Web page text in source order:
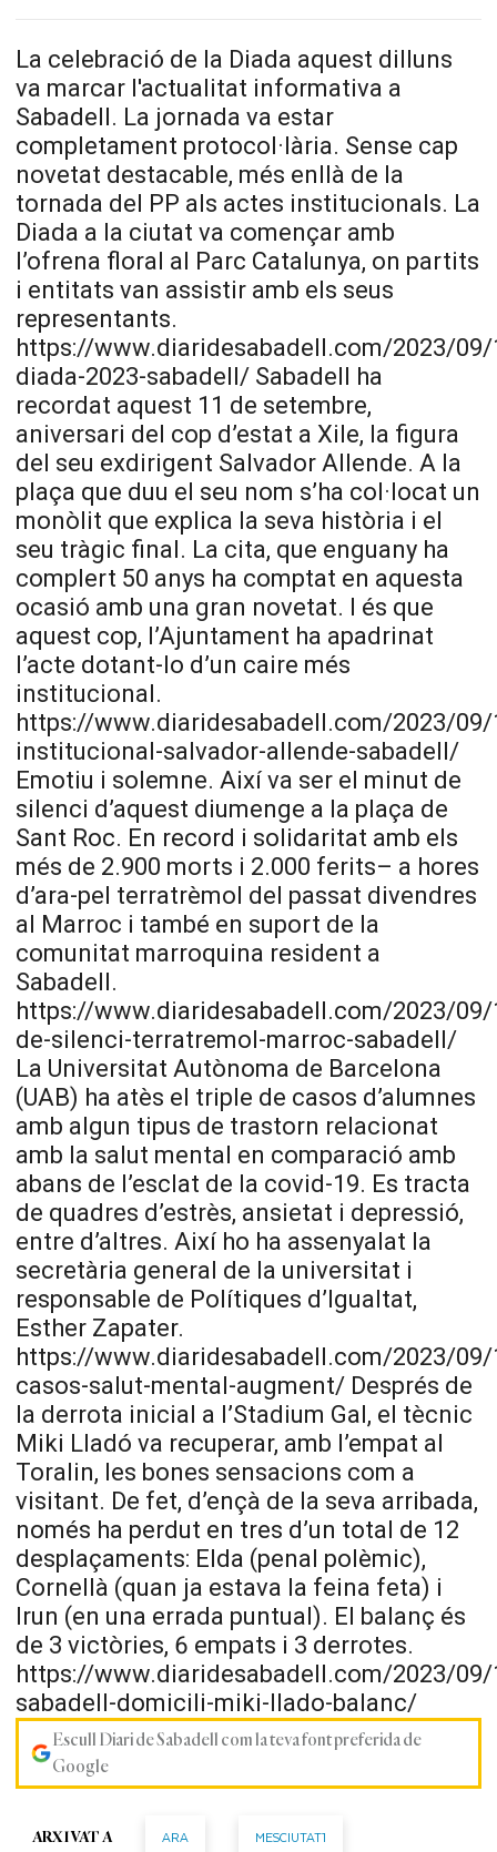
La celebració de la Diada aquest dilluns
va marcar l'actualitat informativa a
Sabadell. La jornada va estar
completament protocol·lària. Sense cap
novetat destacable, més enllà de la
tornada del PP als actes institucionals. La
Diada a la ciutat va començar amb
l’ofrena floral al Parc Catalunya, on partits
i entitats van assistir amb els seus
representants.
https://www.diaridesabadell.com/2023/
diada-2023-sabadell/ Sabadell ha
recordat aquest 11 de setembre,
aniversari del cop d’estat a Xile, la figura
del seu exdirigent Salvador Allende. A la
plaça que duu el seu nom s’ha col·locat un
monòlit que explica la seva història i el
seu tràgic final. La cita, que enguany ha
complert 50 anys ha comptat en aquesta
ocasió amb una gran novetat. I és que
aquest cop, l’Ajuntament ha apadrinat
l’acte dotant-lo d’un caire més
institucional.
https://www.diaridesabadell.com/2023/
institucional-salvador-allende-sabadell/
Emotiu i solemne. Així va ser el minut de
silenci d’aquest diumenge a la plaça de
Sant Roc. En record i solidaritat amb els
més de 2.900 morts i 2.000 ferits– a hores
d’ara-pel terratrèmol del passat divendres
al Marroc i també en suport de la
comunitat marroquina resident a
Sabadell.
https://www.diaridesabadell.com/2023/
de-silenci-terratremol-marroc-sabadell/
La Universitat Autònoma de Barcelona
(UAB) ha atès el triple de casos d’alumnes
amb algun tipus de trastorn relacionat
amb la salut mental en comparació amb
abans de l’esclat de la covid-19. Es tracta
de quadres d’estrès, ansietat i depressió,
entre d’altres. Així ho ha assenyalat la
secretària general de la universitat i
responsable de Polítiques d’Igualtat,
Esther Zapater.
https://www.diaridesabadell.com/2023/
casos-salut-mental-augment/ Després de
la derrota inicial a l’Stadium Gal, el tècnic
Miki Lladó va recuperar, amb l’empat al
Toralin, les bones sensacions com a
visitant. De fet, d’ençà de la seva arribada,
només ha perdut en tres d’un total de 12
desplaçaments: Elda (penal polèmic),
Cornellà (quan ja estava la feina feta) i
Irun (en una errada puntual). El balanç és
de 3 victòries, 6 empats i 3 derrotes.
https://www.diaridesabadell.com/2023/
sabadell-domicili-miki-llado-balanc/
Escull Diari de Sabadell com la teva font preferida de
Google
ARXIVAT A ARA MESCIUTAT1